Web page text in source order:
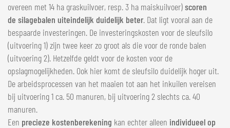
overeen met 14 ha graskuilvoer, resp. 3 ha maiskuilvoer)scoren
de silagebalen uiteindelijk duidelijk beter. Dat ligt vooral aan de
bespaarde investeringen. De investeringskosten voor de sleufsilo
(uitvoering 1) zijn twee keer zo groot als die voor de ronde balen
(uitvoering 2). Hetzelfde geldt voor de kosten voor de
opslagmogelijkheden. Ook hier komt de sleufsilo duidelijk hoger uit.
De arbeidsprocessen van het maaien tot aan het inkuilen vereisen
bij uitvoering 1 ca. 50 manuren, bij uitvoering 2 slechts ca. 40
manuren.
Een precieze kostenberekening kan echter alleen individueel op